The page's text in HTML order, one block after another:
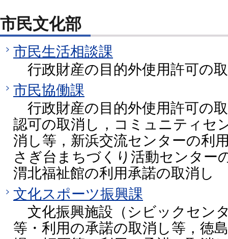
市民文化部
市民生活相談課
行政財産の目的外使用許可の
市民協働課
行政財産の目的外使用許可の
認可の取消し，コミュニティセ
消し等，新浜交流センターの利
さぎ台まちづくり活動センター
渭北福祉館の利用承諾の取消し
文化スポーツ振興課
文化振興施設（シビックセン
等・利用の承諾の取消し等，徳